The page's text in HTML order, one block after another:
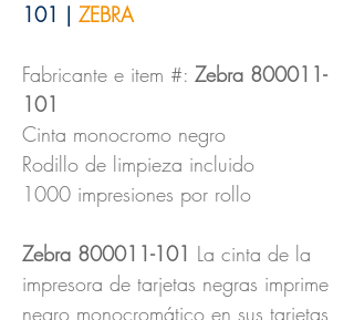
101 | ZEBRA
Fabricante e item #: Zebra 800011-
101
Cinta monocromo negro
Rodillo de limpieza incluido
1000 impresiones por rollo
Zebra 800011-101 La cinta de la
impresora de tarjetas negras imprime
negro monocromático en sus tarjetas